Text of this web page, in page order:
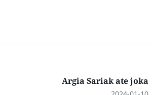
Argia Sariak ate joka